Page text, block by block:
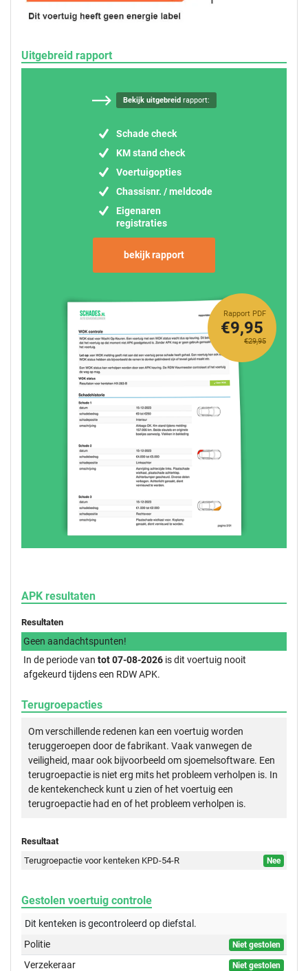
Uitgebreid rapport
Bekijk uitgebreidrapport:
Schade check
KM stand check
Voertuigopties
Chassisnr. / meldcode
Eigenaren
registraties
bekijk rapport
Rapport PDF
€29,95
€9,95
APK resultaten
Resultaten
Geen aandachtspunten!
In de periode van tot 07-08-2026 is dit voertuig nooit
afgekeurd tijdens een RDW APK.
Terugroepacties
Om verschillende redenen kan een voertuig worden
teruggeroepen door de fabrikant. Vaak vanwegen de
veiligheid, maar ook bijvoorbeeld om sjoemelsoftware. Een
terugroepactie is niet erg mits het probleem verholpen is. In
de kentekencheck kunt u zien of het voertuig een
terugroepactie had en of het probleem verholpen is.
Resultaat
Terugroepactie voor kenteken KPD-54-R
Nee
Gestolen voertuig controle
Dit kenteken is gecontroleerd opdiefstal.
Politie
Niet gestolen
Verzekeraar Niet gestolen